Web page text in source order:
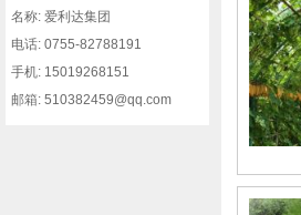
名称: 爱利达集团
电话: 0755-82788191
手机: 15019268151
邮箱: 510382459@qq.com